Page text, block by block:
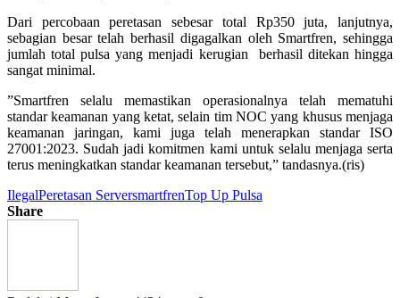
Dari percobaan peretasan sebesar total Rp350 juta, lanjutnya,
sebagian besar telah berhasil digagalkan oleh Smartfren, sehingga
jumlah total pulsa yang menjadi kerugian berhasil ditekan hingga
sangat minimal.
”Smartfren selalu memastikan operasionalnya telah mematuhi
standar keamanan yang ketat, selain tim NOC yang khusus menjaga
keamanan jaringan, kami juga telah menerapkan standar ISO
27001:2023. Sudah jadi komitmen kami untuk selalu menjaga serta
terus meningkatkan standar keamanan tersebut,” tandasnya.(ris)
IlegalPeretasan ServersmartfrenTop Up Pulsa
Share